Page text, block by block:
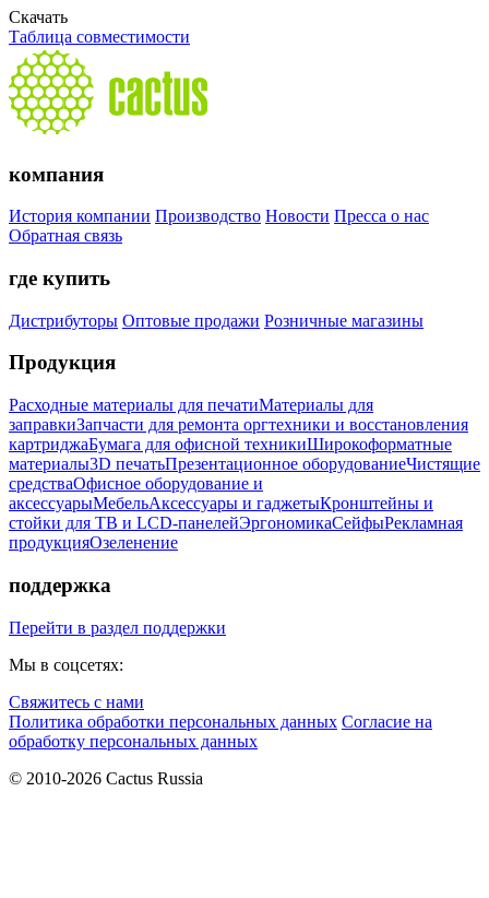
Скачать
Таблица совместимости
компания
История компании Производство Новости Пресса о нас
Обратная связь
где купить
Дистрибуторы Оптовые продажи Розничные магазины
Продукция
Расходные материалы для печатиМатериалы для
заправкиЗапчасти для ремонта оргтехники и восстановления
картриджаБумага для офисной техникиШирокоформатные
материалы3D печатьПрезентационное оборудованиеЧистящие
средстваОфисное оборудование и
аксессуарыМебельАксессуары и гаджетыКронштейны и
стойки для ТВ и LCD-панелейЭргономикаСейфыРекламная
продукцияОзеленение
поддержка
Перейти в раздел поддержки
Мы в соцсетях:
Свяжитесь с нами
Политика обработки персональных данных Согласие на
обработку персональных данных
© 2010-2026 Cactus Russia